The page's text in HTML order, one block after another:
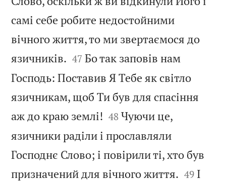
самі себе робите недостойними
вічного життя, то ми звертаємося до
язичників. 

47 Бо так заповів нам
Господь: Поставив Я Тебе як світло
язичникам, щоб Ти був для спасіння
аж до краю землі! 

48 Чуючи це,
язичники раділи і прославляли
Господнє Слово; і повірили ті, хто був
призначений для вічного життя. 

49 І